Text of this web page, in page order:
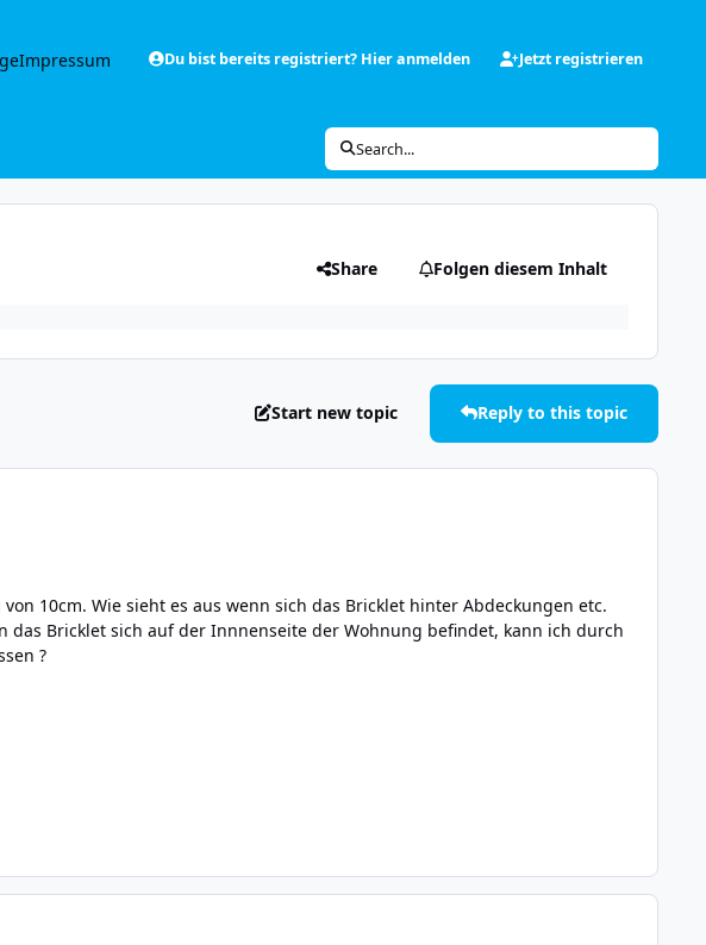
Impressum Du bist bereits registriert? Hier anmelden Jetzt registrieren
Search...
Share Folgen diesem Inhalt
Start new topic Reply to this topic
10cm. Wie sieht es aus wenn sich das Bricklet hinter Abdeckungen etc.
das Bricklet sich auf der Innnenseite der Wohnung befindet, kann ich durch
?